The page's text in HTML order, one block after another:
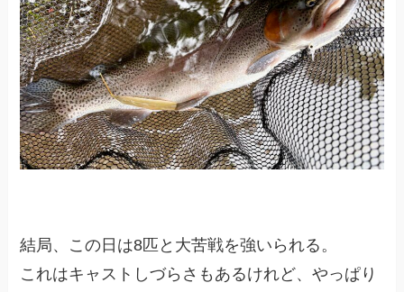
結局、この日は8匹と大苦戦を強いられる。
これはキャストしづらさもあるけれど、やっぱり